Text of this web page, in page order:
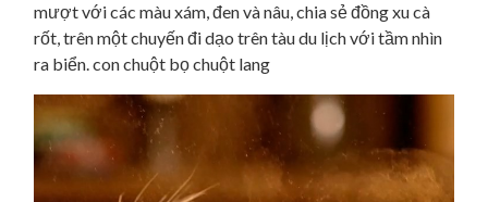
mượt với các màu xám, đen và nâu, chia sẻ đồng xu cà
rốt, trên một chuyến đi dạo trên tàu du lịch với tầm nhìn
ra biển. con chuột bọ chuột lang